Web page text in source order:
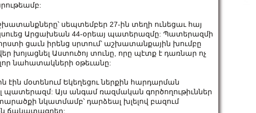
սեպտեմբեր 27-ին տեղի ունեցաւ հայ
Արցախեան 44-օրեայ պատերազմը: Պատերազմի
ցաւն իրենց սրտում՝ աշխատանքային խումբը
խոյացնել Աստուծոյ տունը, որը պէտք է դառնար ոչ
նահատակների օթեւանը:
մօտենում Եկեղեցու ներքին հարդարման
պատերազմ: Այս անգամ ռազմական գործողութիւններ
նկատմամբ՝ դարձեալ խլելով բազում
ճակատագրեր: